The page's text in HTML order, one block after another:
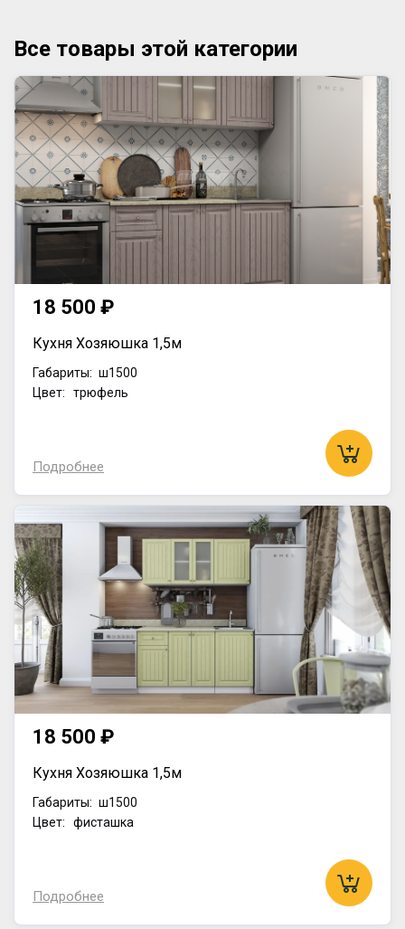
Все товары этой категории
18 500 ₽
Кухня Хозяюшка 1,5м
Габариты: ш1500
Цвет: трюфель
Подробнее
18 500 ₽
Кухня Хозяюшка 1,5м
Габариты: ш1500
Цвет: фисташка
Подробнее